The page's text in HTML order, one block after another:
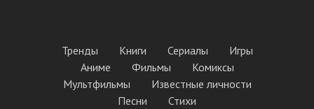
Тренды Книги Сериалы
Игры
Аниме
Фильмы
Комиксы
Мультфильмы
Известные личности
Песни
Стихи